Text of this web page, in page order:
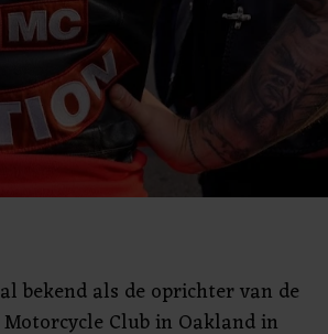
bekend als de oprichter van de
Club in Oakland in